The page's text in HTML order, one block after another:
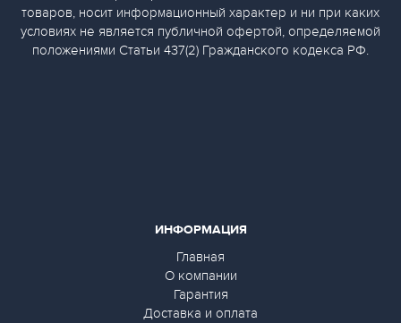
ИНФОРМАЦИЯ
Главная
О компании
Гарантия
Доставка и оплата
товаров, носит информационный характер и ни при каких
условиях не является публичной офертой, определяемой
положениями Статьи 437(2) Гражданского кодекса РФ.